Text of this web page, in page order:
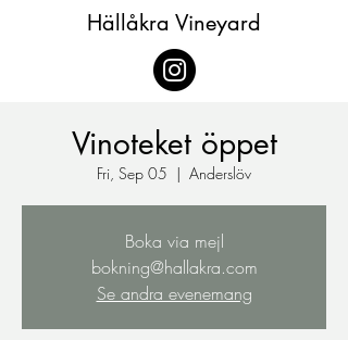
Hällåkra Vineyard
Vinoteket öppet
Fri, Sep 05
  |
Anderslöv
Boka via mejl
bokning@hallakra.com
Se andra evenemang